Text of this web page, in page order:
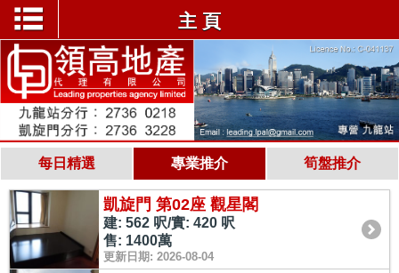
主 頁
每日精選 專業推介 筍盤推介
凱旋門 第02座 觀星閣
建: 562 呎/實: 420 呎
售: 1400萬
更新日期: 2026-08-04